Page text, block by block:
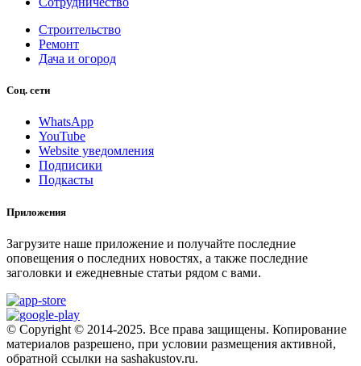
Строительство
Ремонт
Дача и огород
Соц. сети
WhatsApp
YouTube
Website уведомления
Подписики
Подкасты
Приложения
Загрузите наше приложение и получайте последние
оповещения о последних новостях, а также последние
заголовки и ежедневные статьи рядом с вами.
© Copyright © 2014-2025. Все права защищены. Копирование
материалов разрешено, при условии размещения активной,
обратной ссылки на sashakustov.ru.